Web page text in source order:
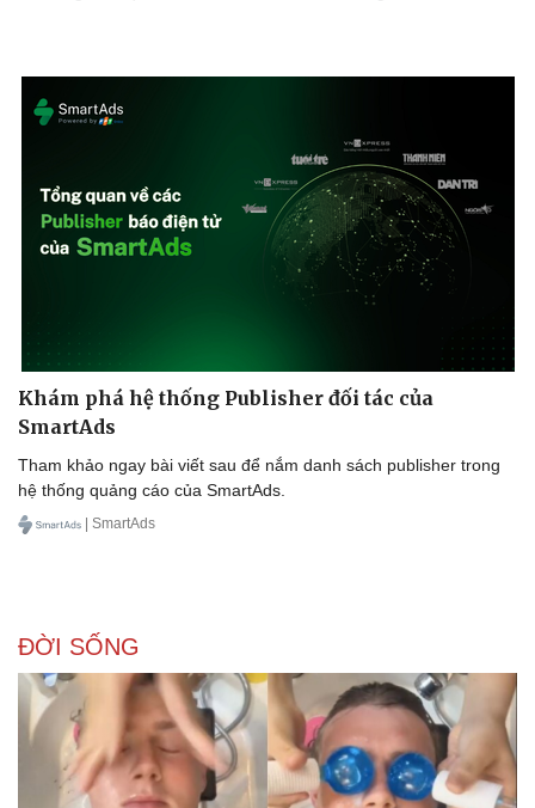
Sân khấu - Điện ảnh
Di sản
Thời trang
Sao Việt
Khám phá hệ thống Publisher đối tác của
SmartAds
Tham khảo ngay bài viết sau để nắm danh sách publisher trong
hệ thống quảng cáo của SmartAds.
| SmartAds
ĐỜI SỐNG